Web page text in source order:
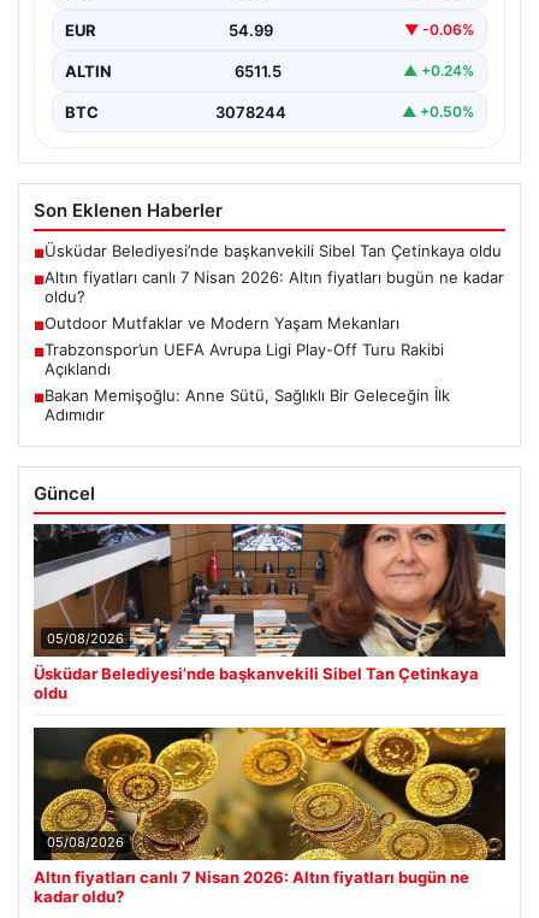
EUR 54.99 ▼ -0.06%
ALTIN 6511.5 ▲ +0.24%
BTC 3078244 ▲ +0.50%
Son Eklenen Haberler
■Üsküdar Belediyesi’nde başkanvekili Sibel Tan Çetinkaya oldu
■Altın fiyatları canlı 7 Nisan 2026: Altın fiyatları bugün ne kadar
oldu?
■Outdoor Mutfaklar ve Modern Yaşam Mekanları
■Trabzonspor’un UEFA Avrupa Ligi Play-Off Turu Rakibi
Açıklandı
■Bakan Memişoğlu: Anne Sütü, Sağlıklı Bir Geleceğin İlk
Adımıdır
Güncel
05/08/2026
Üsküdar Belediyesi’nde başkanvekili Sibel Tan Çetinkaya
oldu
05/08/2026
Altın fiyatları canlı 7 Nisan 2026: Altın fiyatları bugün ne
kadar oldu?